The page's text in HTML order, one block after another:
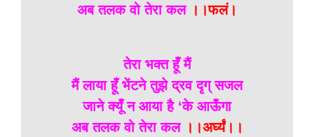
अब तलक वो तेरा कल।।फलं।
तेरा भक्त हूँ मैं
मैं लाया हूँ भेंटने तुझे द्रव दृग् सजल
जाने क्यूँ न आया है ‘के आऊँगा
अब तलक वो तेरा कल।।अर्घ्यं।।